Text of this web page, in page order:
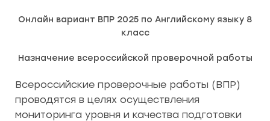
Онлайн вариант ВПР 2025 по Английскому языку 8
класс
Назначение всероссийской проверочной работы
Всероссийские проверочные работы (ВПР)
проводятся в целях осуществления
мониторинга уровня и качества подготовки